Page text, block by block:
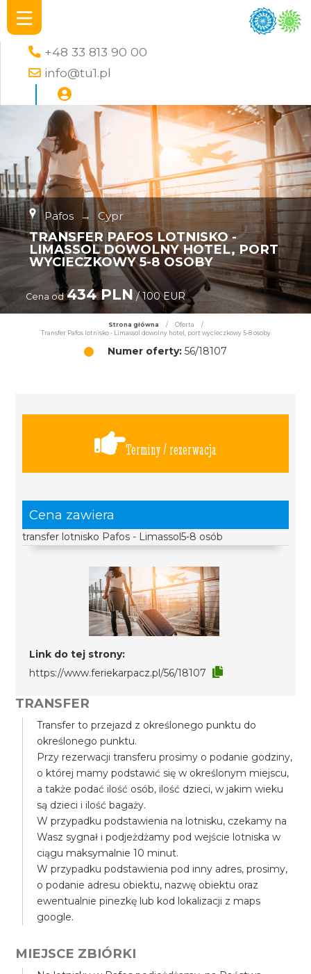
+48 33 813 90 00
info@tu1.pl
Pafos → Cypr
TRANSFER PAFOS LOTNISKO -
LIMASSOL DOWOLNY HOTEL, PORT
WYCIECZKOWY 5-8 OSOBY
Cena od 434 PLN/ 100 EUR
Strona główna / Oferta
/
Transfer Pafos lotnisko - Limassol dowolny hotel, port wycieczkowy 5-8 osoby
Numer oferty: 56/18107
Terminy / rezerwacja
Cena zawiera
transfer lotnisko Pafos - Limassol5-8 osób
Link do tej strony:
https://www.feriekarpacz.pl/56/18107
TRANSFER
Transfer to przejazd z określonego punktu do
określonego punktu.
Przy rezerwacji transferu prosimy o podanie godziny,
o której mamy podstawić się w określonym miejscu,
a także podać ilość osób, ilość dzieci, w jakim wieku
są dzieci i ilość bagaży.
W przypadku podstawienia na lotnisku, czekamy na
Wasz sygnał i podjeżdżamy pod wejście lotniska w
ciągu maksymalnie 10 minut.
W przypadku podstawienia pod inny adres, prosimy,
o podanie adresu obiektu, nazwę obiektu oraz
ewentualnie pinezkę lub kod lokalizacji z maps
google.
MIEJSCE ZBIÓRKI